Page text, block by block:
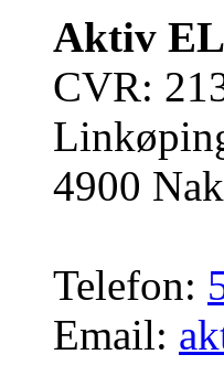
Aktiv
CVR:
4900
Telefon:
Email: